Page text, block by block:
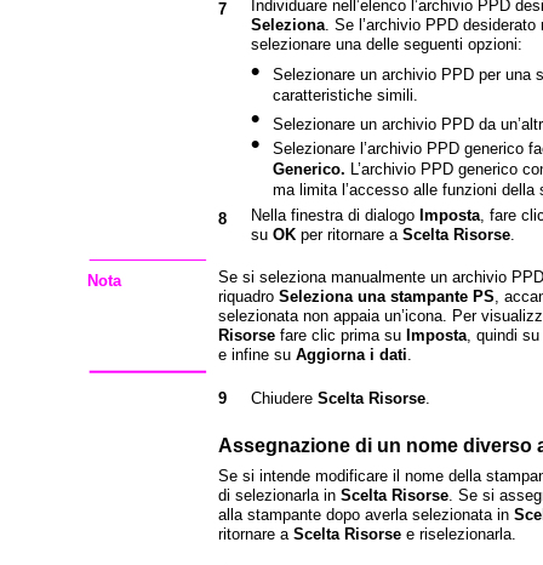
7
Individuare nell’elenco l’archivio PPD
Seleziona. Se l’archivio PPD desiderato
selezionare una delle seguenti opzioni:
•
Selezionare un archivio PPD per una
caratteristiche simili.
• Selezionare un archivio PPD da
•
Selezionare l’archivio PPD generico
Generico. L’archivio PPD generico
ma limita l’accesso alle funzioni della
8
Nella finestra di dialogo Imposta, fare
su OK per ritornare a Scelta Risorse.
Nota
Se si seleziona manualmente un archivio
riquadro Seleziona una stampante PS,
selezionata non appaia un’icona. Per
Risorse fare clic prima su Imposta, quindi su
e infine su Aggiorna i dati.
9 Chiudere Scelta Risorse.
Assegnazione di un nome diverso
Se si intende modificare il nome della
di selezionarla in Scelta Risorse. Se si
alla stampante dopo averla selezionata in
ritornare a Scelta Risorse e riselezionarla.